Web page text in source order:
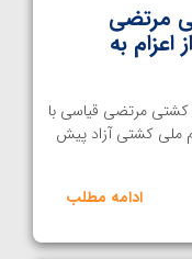
مرتضی
اعزام به
کشتی مرتضی قیاسی با
ملی کشتی آزاد پیش
ادامه مطلب